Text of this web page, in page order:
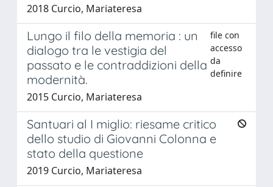
2018 Curcio, Mariateresa
Lungo il filo della memoria : un
dialogo tra le vestigia del
passato e le contraddizioni della
modernità.
file con
accesso
da
definire
2015 Curcio, Mariateresa
Santuari al I miglio: riesame critico
dello studio di Giovanni Colonna e
stato della questione
2019 Curcio, Mariateresa